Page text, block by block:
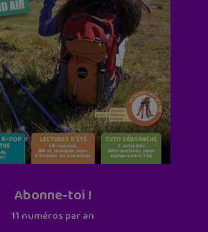
Abonne-toi !
11 numéros par an